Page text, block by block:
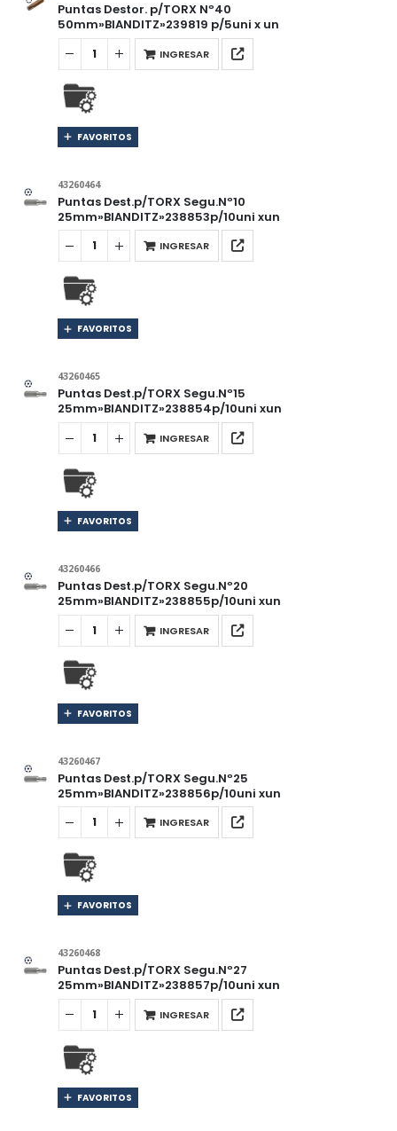
Puntas Destor. p/TORX Nº40
50mm»BIANDITZ»239819 p/5uni x un
INGRESAR
FAVORITOS
43260464
Puntas Dest.p/TORX Segu.Nº10
25mm»BIANDITZ»238853p/10uni xun
INGRESAR
FAVORITOS
43260465
Puntas Dest.p/TORX Segu.Nº15
25mm»BIANDITZ»238854p/10uni xun
INGRESAR
FAVORITOS
43260466
Puntas Dest.p/TORX Segu.Nº20
25mm»BIANDITZ»238855p/10uni xun
INGRESAR
FAVORITOS
43260467
Puntas Dest.p/TORX Segu.Nº25
25mm»BIANDITZ»238856p/10uni xun
INGRESAR
FAVORITOS
43260468
Puntas Dest.p/TORX Segu.Nº27
25mm»BIANDITZ»238857p/10uni xun
INGRESAR
FAVORITOS